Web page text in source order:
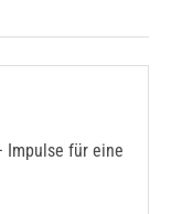
Impulse für eine